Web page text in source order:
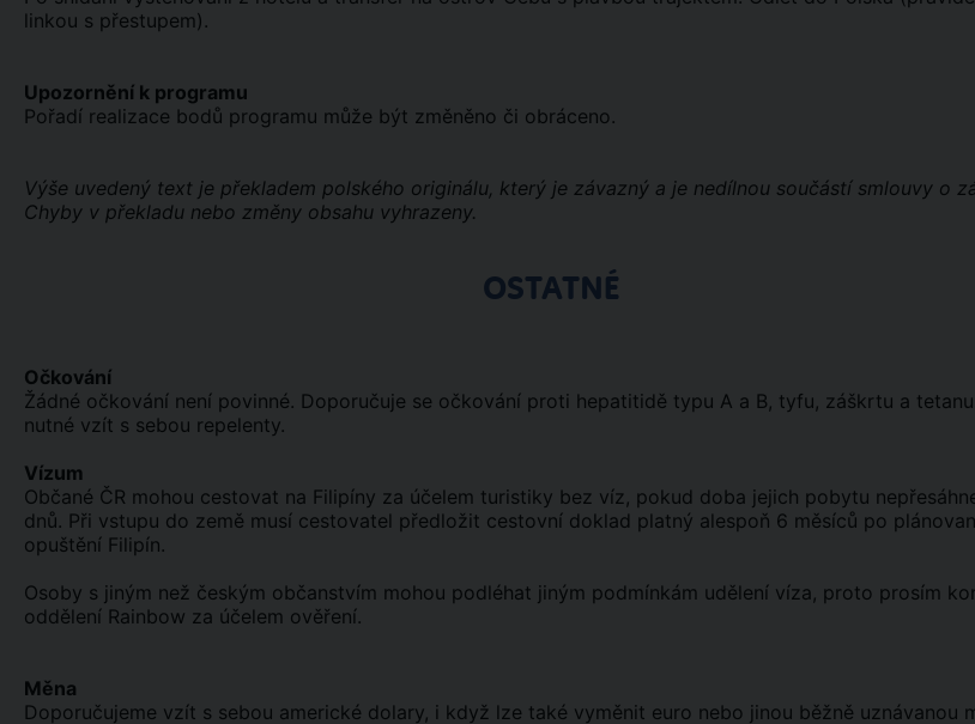
linkou s přestupem).
Upozornění k programu
Pořadí realizace bodů programu může být změněno či obráceno.
Výše uvedený text je překladem polského originálu, který je závazný a je nedílnou součástí smlouvy o
Chyby v překladu nebo změny obsahu vyhrazeny.
OSTATNÉ
Očkování
Žádné očkování není povinné. Doporučuje se očkování proti hepatitidě typu A a B, tyfu, záškrtu a
nutné vzít s sebou repelenty.
Vízum
Občané ČR mohou cestovat na Filipíny za účelem turistiky bez víz, pokud doba jejich pobytu
dnů. Při vstupu do země musí cestovatel předložit cestovní doklad platný alespoň 6 měsíců po
opuštění Filipín.
Osoby s jiným než českým občanstvím mohou podléhat jiným podmínkám udělení víza, proto prosím
oddělení Rainbow za účelem ověření.
Měna
Doporučujeme vzít s sebou americké dolary, i když lze také vyměnit euro nebo jinou běžně uznávanou